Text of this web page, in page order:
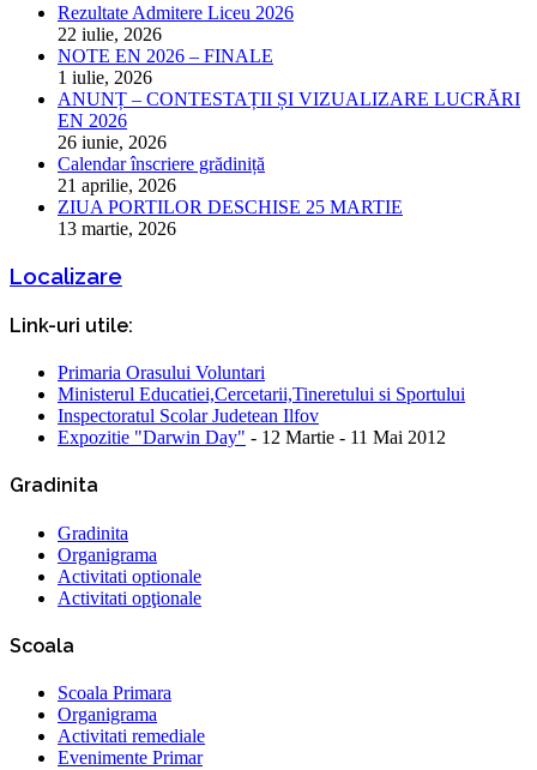
Rezultate Admitere Liceu 2026
22 iulie, 2026
NOTE EN 2026 – FINALE
1 iulie, 2026
ANUNȚ – CONTESTAȚII ȘI VIZUALIZARE LUCRĂRI
EN 2026
26 iunie, 2026
Calendar înscriere grădiniță
21 aprilie, 2026
ZIUA PORTILOR DESCHISE 25 MARTIE
13 martie, 2026
Localizare
Link-uri utile:
Primaria Orasului Voluntari
Ministerul Educatiei,Cercetarii,Tineretului si Sportului
Inspectoratul Scolar Judetean Ilfov
Expozitie "Darwin Day" - 12 Martie - 11 Mai 2012
Gradinita
Gradinita
Organigrama
Activitati optionale
Activitati opţionale
Scoala
Scoala Primara
Organigrama
Activitati remediale
Evenimente Primar